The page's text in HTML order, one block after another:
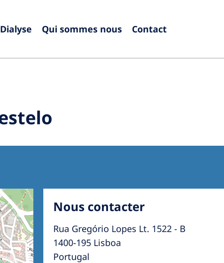
Qui sommes nous Contact
Europe
Germany
Poland
Portugal
Romania
Russia
United Kingdom
Nous contacter
Rua Gregório Lopes Lt. 1522 - B
1400-195 Lisboa
Portugal